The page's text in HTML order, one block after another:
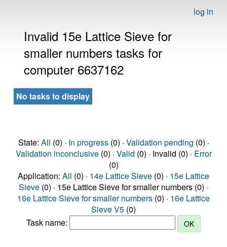
log in
Invalid 15e Lattice Sieve for
smaller numbers tasks for
computer 6637162
No tasks to display
State: All (0) · In progress(0) · Validation pending (0) ·
Validation inconclusive(0) · Valid (0) · Invalid (0) · Error
(0)
Application: All (0) · 14e Lattice Sieve (0) · 15e Lattice
Sieve (0) · 15e Lattice Sieve for smaller numbers (0) ·
16e Lattice Sieve for smaller numbers (0) · 16e Lattice
Sieve V5 (0)
Task name: